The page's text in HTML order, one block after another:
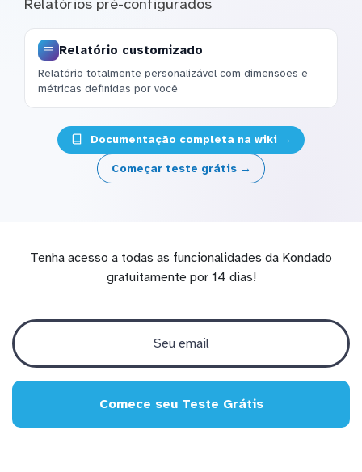
Relatórios pré-configurados
Relatório customizado
Relatório totalmente personalizável com dimensões e
métricas definidas por você
Documentação completa na wiki →
Começar teste grátis →
Tenha acesso a todas as funcionalidades da Kondado
gratuitamente por 14 dias!
Comece seu Teste Grátis